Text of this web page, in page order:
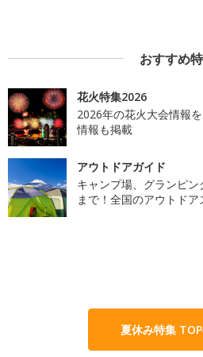
おすすめ
花火特集2026
2026年の花火大会情報
情報も掲載
アウトドアガイド
キャンプ場、グランピ
まで！全国のアウトド
夏休み特集